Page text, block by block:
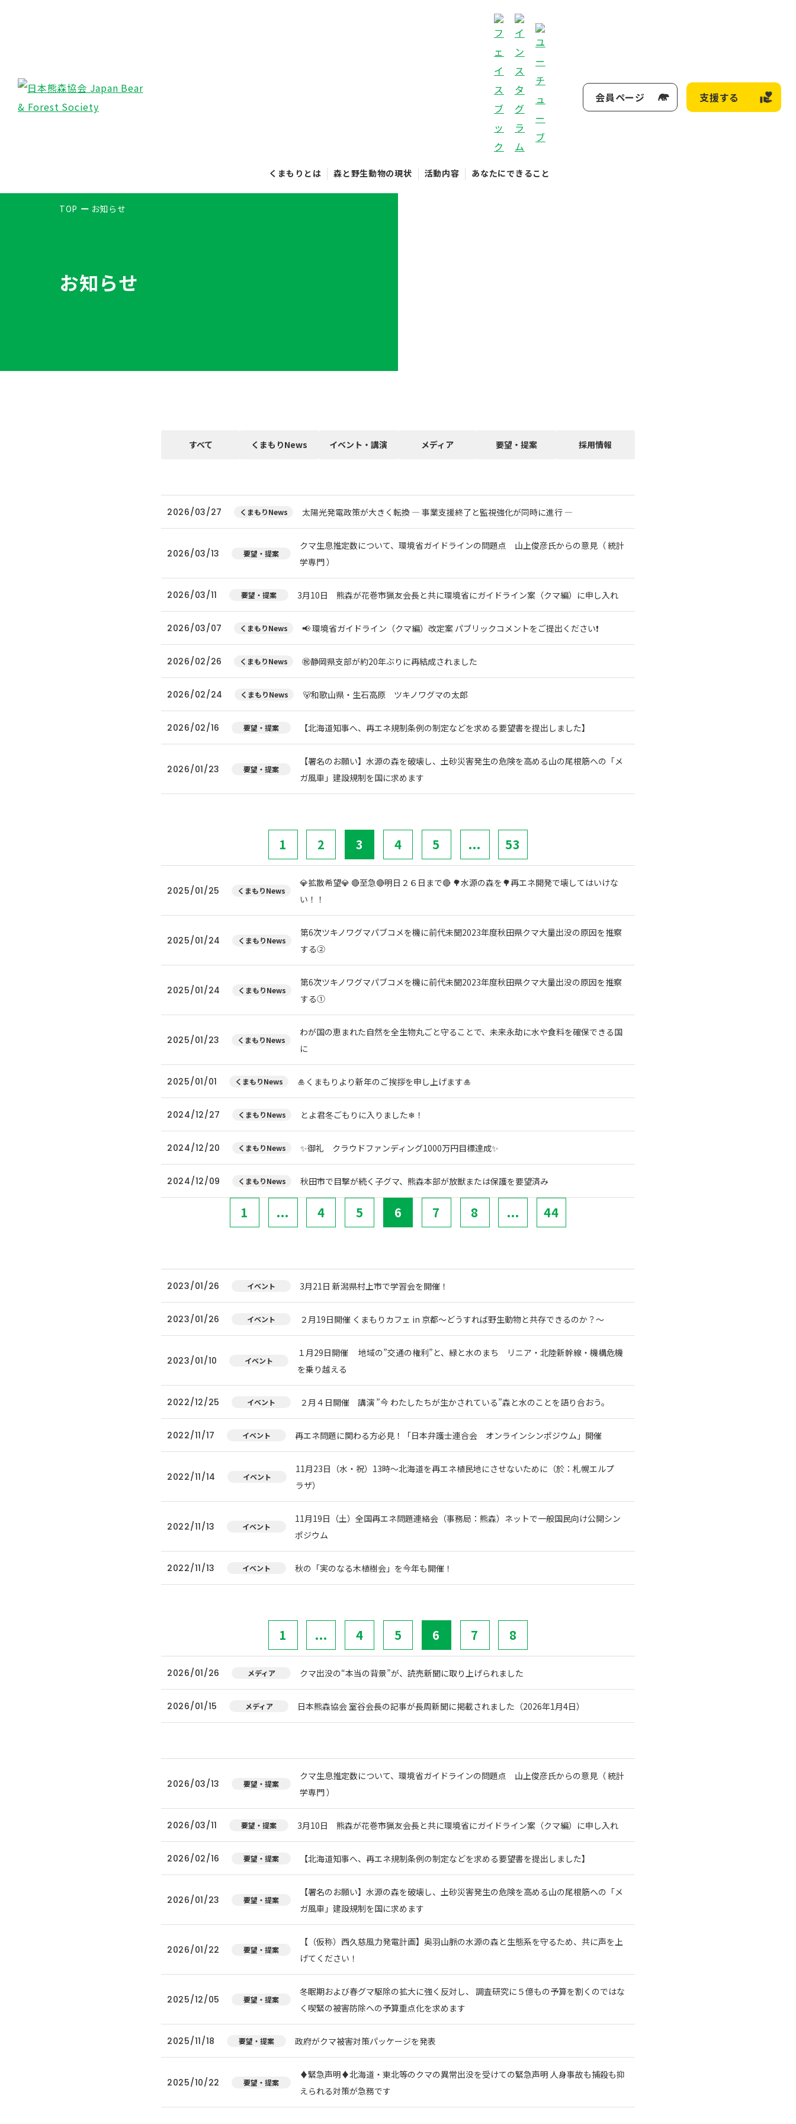
くまもりとは 森と野生動物の現状 活動内容 あなたにできること
会員ページ 支援する
TOP お知らせ
お知らせ
すべて くまもりNews イベント・講演 メディア 要望・提案 採用情報
2026/03/27 くまもりNews 太陽光発電政策が大きく転換 ― 事業支援終了と監視強化が同時に進行 ―
2026/03/13 要望・提案
クマ生息推定数について、環境省ガイドラインの問題点 山上俊彦氏からの意見（ 統計
学専門 ）
2026/03/11 要望・提案 3月10日 熊森が花巻市猟友会長と共に環境省にガイドライン案（クマ編）に申し入れ
2026/03/07 くまもりNews 📢 環境省ガイドライン（クマ編）改定案 パブリックコメントをご提出ください❗
2026/02/26 くまもりNews ㊗️静岡県支部が約20年ぶりに再結成されました
2026/02/24 くまもりNews 🐻和歌山県・生石高原 ツキノワグマの太郎
2026/02/16 要望・提案 【北海道知事へ、再エネ規制条例の制定などを求める要望書を提出しました】
2026/01/23 要望・提案
【署名のお願い】水源の森を破壊し、土砂災害発生の危険を高める山の尾根筋への「メ
ガ風車」建設規制を国に求めます
1 2 3 4 5 ... 53
2025/01/25 くまもりNews
💎拡散希望💎 🔴至急🔴明日２６日まで🔴 🌳水源の森を🌳再エネ開発で壊してはいけな
い！！
2025/01/24 くまもりNews
第6次ツキノワグマパブコメを機に前代未聞2023年度秋田県クマ大量出没の原因を推察
する②
2025/01/24 くまもりNews
第6次ツキノワグマパブコメを機に前代未聞2023年度秋田県クマ大量出没の原因を推察
する①
2025/01/23 くまもりNews
わが国の恵まれた自然を全生物丸ごと守ることで、未来永劫に水や食料を確保できる国
に
2025/01/01 くまもりNews 🎍くまもりより新年のご挨拶を申し上げます🎍
2024/12/27 くまもりNews とよ君冬ごもりに入りました❄！
2024/12/20 くまもりNews ✨御礼 クラウドファンディング1000万円目標達成✨
2024/12/09 くまもりNews 秋田市で目撃が続く子グマ、熊森本部が放獣または保護を要望済み
1 ... 4 5 6 7 8 ... 44
2023/01/26 イベント 3月21日 新潟県村上市で学習会を開催！
2023/01/26 イベント ２月19日開催 くまもりカフェ in 京都～どうすれば野生動物と共存できるのか？～
2023/01/10 イベント
１月29日開催 地域の”交通の権利”と、緑と水のまち リニア・北陸新幹線・機構危機
を乗り越える
2022/12/25 イベント ２月４日開催 講演 ”今 わたしたちが生かされている”森と水のことを語り合おう。
2022/11/17 イベント 再エネ問題に関わる方必見！「日本弁護士連合会 オンラインシンポジウム」開催
2022/11/14 イベント
11月23日（水・祝）13時～北海道を再エネ植民地にさせないために（於：札幌エルプ
ラザ）
2022/11/13 イベント
11月19日（土）全国再エネ問題連絡会（事務局：熊森）ネットで一般国民向け公開シン
ポジウム
2022/11/13 イベント 秋の「実のなる木植樹会」を今年も開催！
1 ... 4 5 6 7 8
2026/01/26 メディア クマ出没の“本当の背景”が、読売新聞に取り上げられました
2026/01/15 メディア 日本熊森協会 室谷会長の記事が長周新聞に掲載されました（2026年1月4日）
2026/03/13 要望・提案
クマ生息推定数について、環境省ガイドラインの問題点 山上俊彦氏からの意見（ 統計
学専門 ）
2026/03/11 要望・提案 3月10日 熊森が花巻市猟友会長と共に環境省にガイドライン案（クマ編）に申し入れ
2026/02/16 要望・提案 【北海道知事へ、再エネ規制条例の制定などを求める要望書を提出しました】
2026/01/23 要望・提案
【署名のお願い】水源の森を破壊し、土砂災害発生の危険を高める山の尾根筋への「メ
ガ風車」建設規制を国に求めます
2026/01/22 要望・提案
【（仮称）西久慈風力発電計画】奥羽山脈の水源の森と生態系を守るため、共に声を上
げてください！
2025/12/05 要望・提案
冬眠期および春グマ駆除の拡大に強く反対し、 調査研究に５億もの予算を割くのではな
く喫緊の被害防除への予算重点化を求めます
2025/11/18 要望・提案 政府がクマ被害対策パッケージを発表
2025/10/22 要望・提案
♦️緊急声明♦️北海道・東北等のクマの異常出没を受けての緊急声明 人身事故も捕殺も抑
えられる対策が急務です